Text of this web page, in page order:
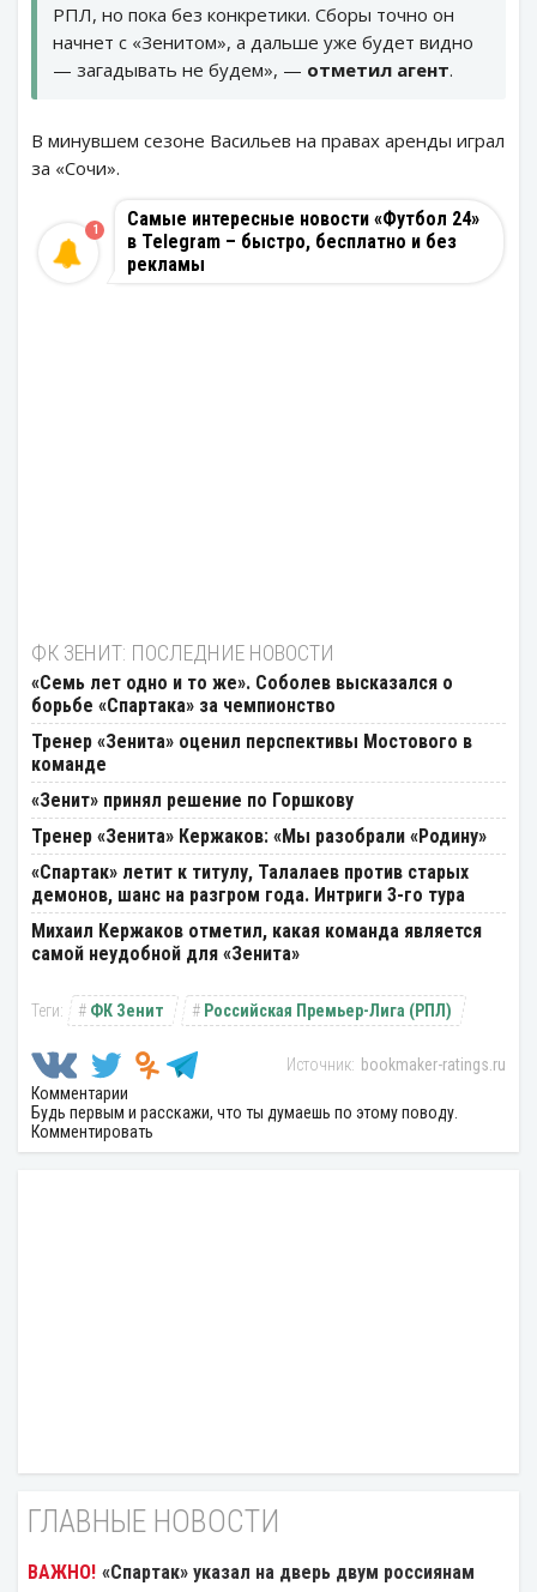
РПЛ, но пока без конкретики. Сборы точно он
начнет с «Зенитом», а дальше уже будет видно
— загадывать не будем», — отметил агент.
В минувшем сезоне Васильев на правах аренды играл
за «Сочи».
Самые интересные новости «Футбол 24»
в Telegram – быстро, бесплатно и без
рекламы
1
ФК ЗЕНИТ: ПОСЛЕДНИЕ НОВОСТИ
«Семь лет одно и то же». Соболев высказался о
борьбе «Спартака» за чемпионство
Тренер «Зенита» оценил перспективы Мостового в
команде
«Зенит» принял решение по Горшкову
Тренер «Зенита» Кержаков: «Мы разобрали «Родину»
«Спартак» летит к титулу, Талалаев против старых
демонов, шанс на разгром года. Интриги 3-го тура
Михаил Кержаков отметил, какая команда является
самой неудобной для «Зенита»
ФК Зенит Российская Премьер-Лига (РПЛ)
bookmaker-ratings.ru
Комментарии
Будь первым и расскажи, что ты думаешь по этому поводу.
Комментировать
ГЛАВНЫЕ НОВОСТИ
«Спартак» указал на дверь двум россиянам